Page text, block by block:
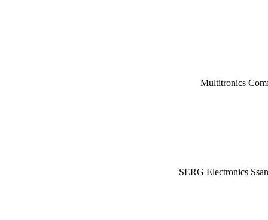
Multitronics
SERG Electronics